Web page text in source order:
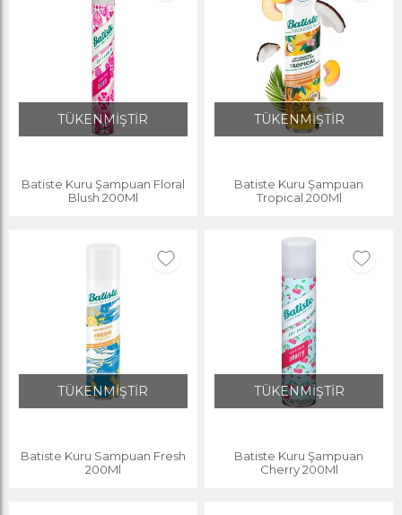
TÜKENMİŞTİR
Batiste Kuru Şampuan Floral
Blush 200Ml
TÜKENMİŞTİR
Batiste Kuru Şampuan
Tropical 200Ml
TÜKENMİŞTİR
Batiste Kuru Sampuan Fresh
200Ml
TÜKENMİŞTİR
Batiste Kuru Şampuan
Cherry 200Ml